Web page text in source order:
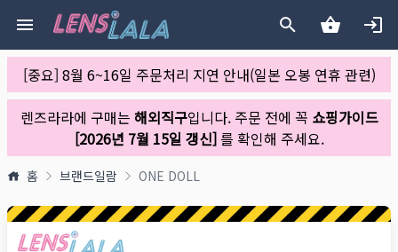
[중요] 8월 6~16일 주문처리 지연 안내(일본 오봉 연휴 관련)
렌즈라라에 구매는 해외직구입니다. 주문 전에 꼭 쇼핑가이드
[2026년 7월 15일 갱신]를 확인해 주세요.
홈 브랜드일람 ONE DOLL